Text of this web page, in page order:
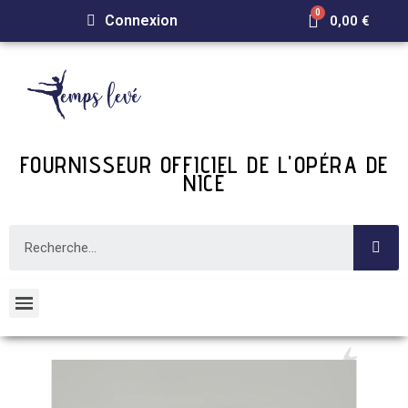
Connexion 0,00 €
FOURNISSEUR OFFICIEL DE L'OPÉRA DE
NICE